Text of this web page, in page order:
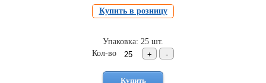
Купить в розницу
Упаковка: 25 шт.
Кол-во